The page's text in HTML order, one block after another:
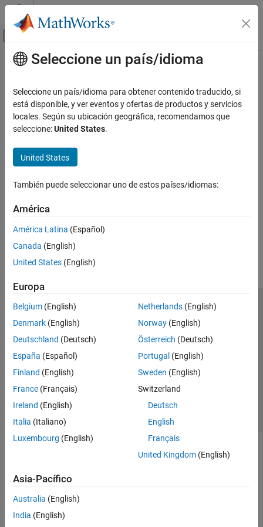
Saltar al contenido
Mostrar/ocultar menú de navegación
Inicio de Documentación
Contenido principal
How useful was this information?
Seleccione un país/idioma
Seleccione un país/idioma para obtener contenido traducido, si
está disponible, y ver eventos y ofertas de productos y servicios
locales. Según su ubicación geográfica, recomendamos que
seleccione:United States.
United States
También puede seleccionar uno de estos países/idiomas:
América
América Latina (Español)
Canada (English)
United States (English)
Europa
Belgium (English)
Denmark (English)
Deutschland (Deutsch)
España (Español)
Finland (English)
France (Français)
Ireland (English)
Italia (Italiano)
Luxembourg (English)
Netherlands(English)
Norway(English)
Österreich (Deutsch)
Portugal (English)
Sweden (English)
Switzerland
Deutsch
English
Français
United Kingdom(English)
Asia-Pacífico
Australia (English)
India (English)
Centro de confianza
Marcas comerciales
Política de privacidad
Antipiratería
Estado de las aplicaciones
Información de contacto
© 1994-2026 The MathWorks, Inc.